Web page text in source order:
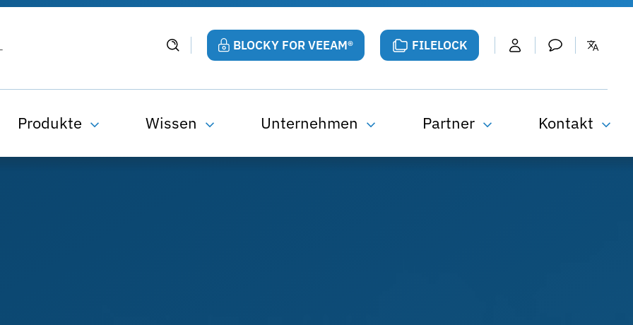
BLOCKY FOR VEEAM® FILELOCK
Produkte Wissen Unternehmen Partner Kontakt